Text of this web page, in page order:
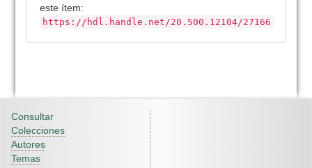
este ítem:
https://hdl.handle.net/20.500.12104/27166
Consultar
Colecciones
Autores
Temas